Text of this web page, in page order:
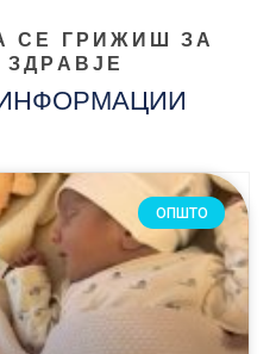
СЕ ГРИЖИШ ЗА
ОПШТО